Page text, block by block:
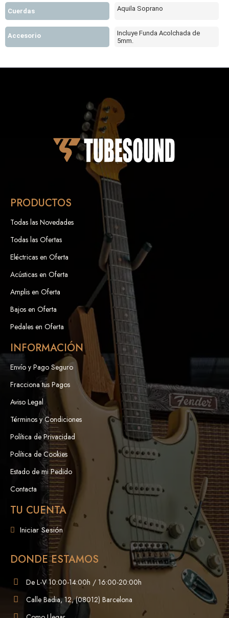
Cuerdas Aquila Soprano
Accesorio
Incluye Funda Acolchada de
5mm.
PRODUCTOS
Todas las Novedades
Todas las Ofertas
Eléctricas en Oferta
Acústicas en Oferta
Amplis en Oferta
Bajos en Oferta
Pedales en Oferta
INFORMACIÓN
Envío y Pago Seguro
Fracciona tus Pagos
Aviso Legal
Términos y Condiciones
Política de Privacidad
Política de Cookies
Estado de mi Pedido
Contacta
TU CUENTA
Iniciar Sesión
DONDE ESTAMOS
De L-V 10:00-14:00h / 16:00-20:00h
Calle Badia, 12, (08012) Barcelona